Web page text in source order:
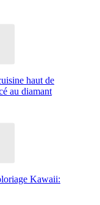
haut de
au diamant
Kawaii: